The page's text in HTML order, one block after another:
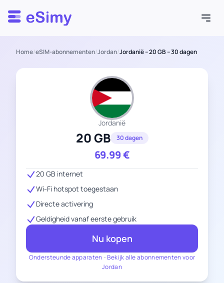
Esimy
Home/eSIM-abonnementen/Jordan/Jordanië – 20 GB – 30 dagen
Jordanië
20 GB 30 dagen
69.99€
Ondersteunde apparaten -Bekijk alle abonnementen voor
Jordan
20 GB internet
Wi-Fi hotspot toegestaan
Directe activering
Geldigheid vanaf eerste gebruik
Nu kopen